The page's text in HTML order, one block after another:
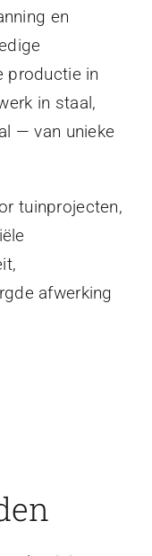
en
productie in
in staal,
— van unieke
tuinprojecten,
afwerking